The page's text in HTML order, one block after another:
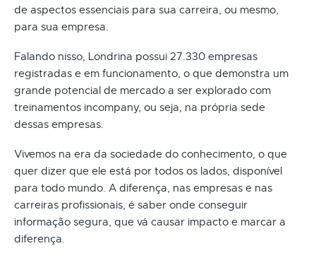
de aspectos essenciais para sua carreira, ou mesmo,
para sua empresa.
Falando nisso, Londrina possui 27.330 empresas
registradas e em funcionamento, o que demonstra um
grande potencial de mercado a ser explorado com
treinamentos incompany, ou seja, na própria sede
dessas empresas.
Vivemos na era da sociedade do conhecimento, o que
quer dizer que ele está por todos os lados, disponível
para todo mundo. A diferença, nas empresas e nas
carreiras profissionais, é saber onde conseguir
informação segura, que vá causar impacto e marcar a
diferença.